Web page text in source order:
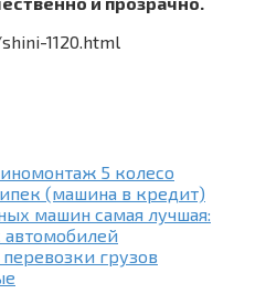
1120.html
5 колесо
(машина в кредит)
машин самая лучшая:
автомобилей
грузов